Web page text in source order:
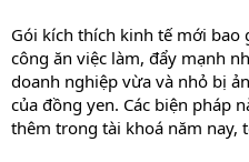
Gói kích thích kinh tế mới bao
công ăn việc làm, đẩy mạnh
doanh nghiệp vừa và nhỏ bị
của đồng yen. Các biện pháp
thêm trong tài khoá năm nay,